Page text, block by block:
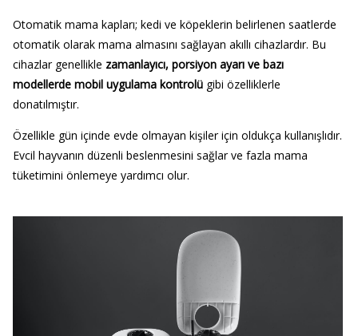
Otomatik mama kapları; kedi ve köpeklerin belirlenen saatlerde
otomatik olarak mama almasını sağlayan akıllı cihazlardır. Bu
cihazlar genellikle zamanlayıcı, porsiyon ayarı ve bazı
modellerde mobil uygulama kontrolügibi özelliklerle
donatılmıştır.
Özellikle gün içinde evde olmayan kişiler için oldukça kullanışlıdır.
Evcil hayvanın düzenli beslenmesini sağlar ve fazla mama
tüketimini önlemeye yardımcı olur.